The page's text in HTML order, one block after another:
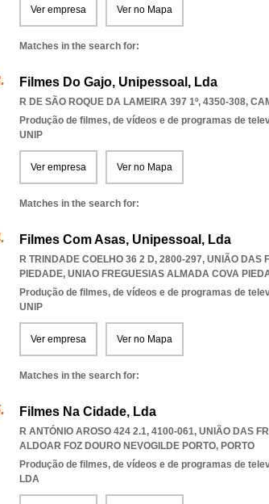
Ver empresa Ver no Mapa
Matches in the search for:
Filmes Do Gajo, Unipessoal, Lda
R DE SÃO ROQUE DA LAMEIRA 397 1º, 4350-308,
Produção de filmes, de vídeos e de programas de
UNIP
Ver empresa Ver no Mapa
Matches in the search for:
Filmes Com Asas, Unipessoal, Lda
R TRINDADE COELHO 36 2 D, 2800-297, UNIÃO DAS
PIEDADE, UNIAO FREGUESIAS ALMADA COVA
Produção de filmes, de vídeos e de programas de
UNIP
Ver empresa Ver no Mapa
Matches in the search for:
Filmes Na Cidade, Lda
R ANTÓNIO AROSO 424 2.1, 4100-061, UNIÃO DAS
ALDOAR FOZ DOURO NEVOGILDE PORTO, PORTO
Produção de filmes, de vídeos e de programas de
LDA